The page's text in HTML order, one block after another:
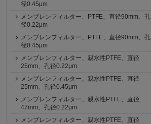
径0.45μm
メンブレンフィルター、PTFE、直径90mm、孔
径0.22μm
メンブレンフィルター、PTFE、直径90mm、孔
径0.45μm
メンブレンフィルター、親水性PTFE、直径
25mm、孔径0.22μm
メンブレンフィルター、親水性PTFE、直径
25mm、孔径0.45μm
メンブレンフィルター、親水性PTFE、直径
47mm、孔径0.22μm
メンブレンフィルター、親水性PTFE、直径